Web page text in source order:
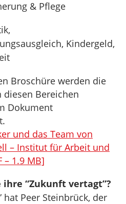
& Pflege
Kindergeld,
Broschüre werden die
Bereichen
Dokument
und das Team von
– Institut für Arbeit und
– 1.9 MB]
ihre “Zukunft vertagt”?
hat Peer Steinbrück, der